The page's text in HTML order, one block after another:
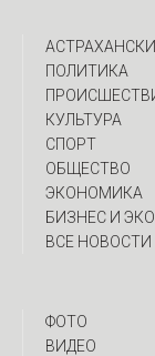
ПОЛИТИКА
КУЛЬТУРА
СПОРТ
ОБЩЕСТВО
ЭКОНОМИКА
БИЗНЕС И
ВСЕ НОВОСТИ
ФОТО
ВИДЕО